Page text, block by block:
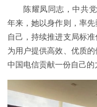
陈耀凤同志，中共
年来，她以身作则，率
自己，持续推进支局标
为用户提供高效、优质
中国电信贡献一份自己的